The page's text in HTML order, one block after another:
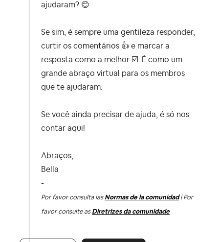
ajudaram? 😊
Se sim, é sempre uma gentileza responder,
curtir os comentários 👍 e marcar a
resposta como a melhor ☑️ . É como um
grande abraço virtual para os membros
que te ajudaram.
Se você ainda precisar de ajuda, é só nos
contar aqui!
Abraços,
Bella
-
Por favor consulta las Normas de la comunidad| Por
favor consulte as Diretrizes da comunidade